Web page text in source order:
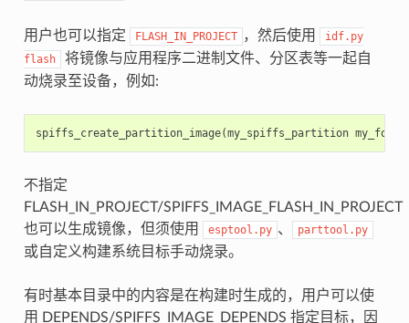
用户也可以指定 FLASH_IN_PROJECT ，然后使用
idf.py
flash
将镜像与应用程序二进制文件、分区表等一起自
动烧录至设备，例如:
spiffs_create_partition_image(my_spiffs_partition
不指定
FLASH_IN_PROJECT/SPIFFS_IMAGE_FLASH_IN_PROJECT
也可以生成镜像，但须使用
esptool.py 、 parttool.py
或自定义构建系统目标手动烧录。
有时基本目录中的内容是在构建时生成的，用户可以使
用 DEPENDS/SPIFFS_IMAGE_DEPENDS 指定目标，因